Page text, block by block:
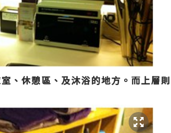
、休憩區、及沐浴的地方。而上層